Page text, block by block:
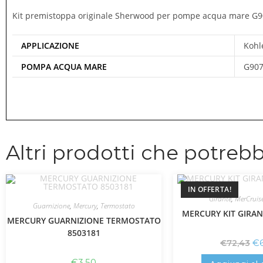
Kit premistoppa originale Sherwood per pompe acqua mare
APPLICAZIONE
POMPA ACQUA MARE
Altri prodotti che
Guarnizione, Mercury, Termostato
MERCURY GUARNIZIONE TERMOSTATO
8503181
IN OFFERTA!
Girante,
MERCURY KIT
€72,43 €